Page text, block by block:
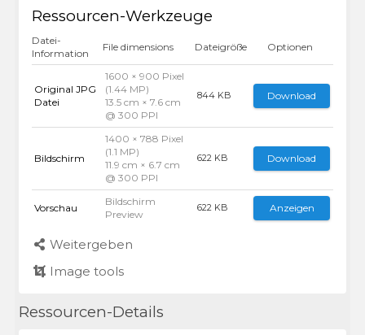
Ressourcen-Werkzeuge
Datei-
Information
File dimensions Dateigröße Optionen
Original JPG
Datei
1600 × 900 Pixel
(1.44 MP)
13.5 cm × 7.6 cm
@ 300 PPI
844 KB Download
Bildschirm
1400 × 788 Pixel
(1.1 MP)
11.9 cm × 6.7 cm
@ 300 PPI
622 KB Download
Vorschau
Bildschirm
Preview
622 KB Anzeigen
Weitergeben
Image tools
Ressourcen-Details